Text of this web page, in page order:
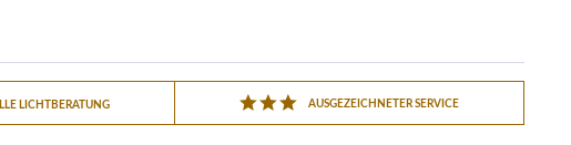
LICHTBERATUNG AUSGEZEICHNETER SERVICE